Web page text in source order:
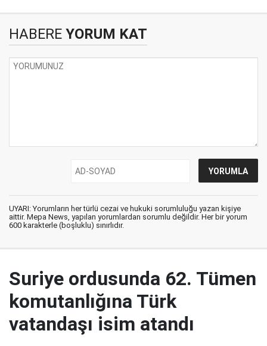
HABERE YORUM KAT
UYARI: Yorumların her türlü cezai ve hukuki sorumluluğu yazan kişiye
aittir. Mepa News, yapılan yorumlardan sorumlu değildir. Her bir yorum
600 karakterle (boşluklu) sınırlıdır.
Suriye ordusunda 62. Tümen
komutanlığına Türk
vatandaşı isim atandı